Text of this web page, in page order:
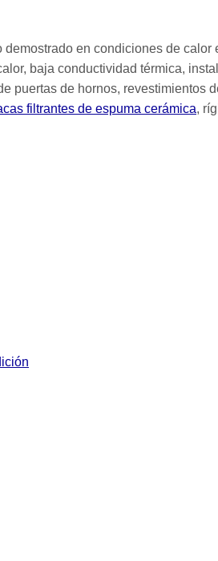
en condiciones de calor
baja conductividad térmica,
puertas de hornos, revestimientos
filtrantes de espuma cerámica,